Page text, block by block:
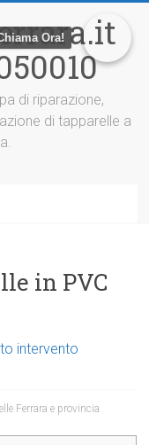
di riparazione,
di tapparelle a
in PVC
intervento
Ferrara e provincia
Ora!